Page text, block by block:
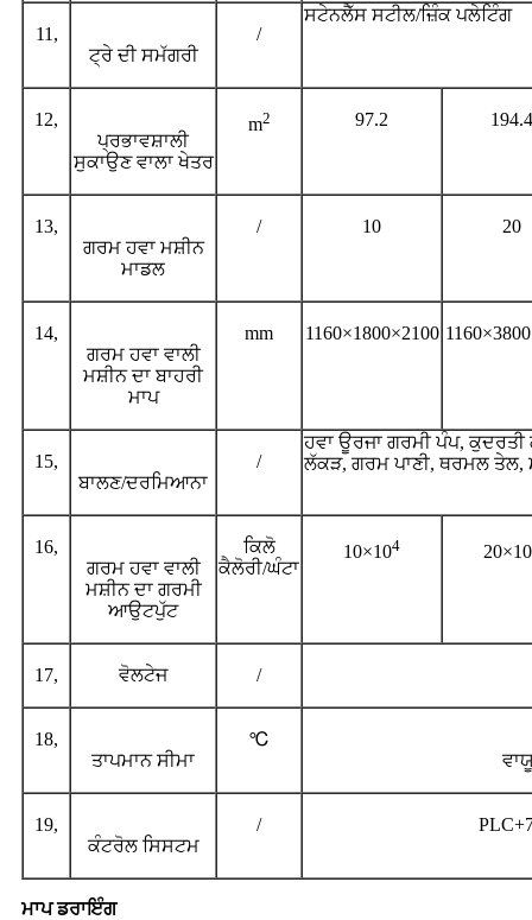
11,
ਟ੍ਰੇ ਦੀ ਸਮੱਗਰੀ
/
ਸਟੇਨਲੈੱਸ ਸਟੀਲ/ਜ਼ਿੰਕ ਪਲੇਟਿੰਗ
12,
ਪ੍ਰਭਾਵਸ਼ਾਲੀ
ਸੁਕਾਉਣ ਵਾਲਾ ਖੇਤਰ
m2 97.2 194.4
13,
ਗਰਮ ਹਵਾ ਮਸ਼ੀਨ
ਮਾਡਲ
/ 10 20
14,
ਗਰਮ ਹਵਾ ਵਾਲੀ
ਮਸ਼ੀਨ ਦਾ ਬਾਹਰੀ
ਮਾਪ
mm 1160×1800×2100
15,
ਬਾਲਣ/ਦਰਮਿਆਨਾ
/
ਹਵਾ ਊਰਜਾ ਗਰਮੀ ਪੰਪ, ਕੁਦਰਤੀ
ਲੱਕੜ, ਗਰਮ ਪਾਣੀ, ਥਰਮਲ ਤੇਲ,
16,
ਗਰਮ ਹਵਾ ਵਾਲੀ
ਮਸ਼ੀਨ ਦਾ ਗਰਮੀ
ਆਉਟਪੁੱਟ
ਕਿਲੋ
ਕੈਲੋਰੀ/ਘੰਟਾ
10×104 20×10
17, ਵੋਲਟੇਜ /
18,
ਤਾਪਮਾਨ ਸੀਮਾ
℃
19,
ਕੰਟਰੋਲ ਸਿਸਟਮ
/
ਮਾਪ ਡਰਾਇੰਗ